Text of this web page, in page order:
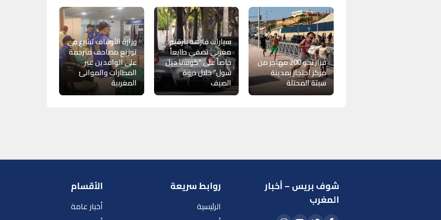
فرار نحو 200 مهاجر من
مركز احتجاز بمدينة
سبتة المحتلة
سيارات فارهة بترقيم
مغربي تضفي طابعاً
خاصاً على “كوستا ديل
سول” خلال ذروة
الصيف
وزارة الأوقاف تشرع في
توزيع مصاحف مترجمة
على الوافدين عبر
المطارات والموانئ
المغربية
شوف بريس – أخبار
المغرب
روابط سريعة
الرئيسية
الأقسام
أخبار عامة